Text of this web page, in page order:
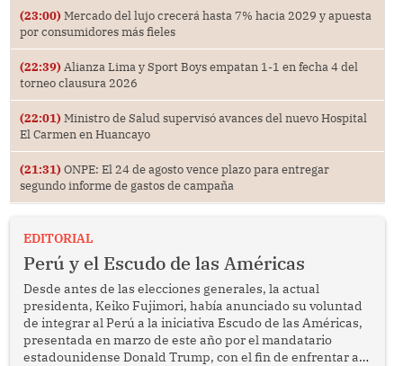
(23:00) Mercado del lujo crecerá hasta 7% hacia 2029 y apuesta
por consumidores más fieles
(22:39) Alianza Lima y Sport Boys empatan 1-1 en fecha 4 del
torneo clausura 2026
(22:01) Ministro de Salud supervisó avances del nuevo Hospital
El Carmen en Huancayo
(21:31) ONPE: El 24 de agosto vence plazo para entregar
segundo informe de gastos de campaña
EDITORIAL
Perú y el Escudo de las Américas
Desde antes de las elecciones generales, la actual
presidenta, Keiko Fujimori, había anunciado su voluntad
de integrar al Perú a la iniciativa Escudo de las Américas,
presentada en marzo de este año por el mandatario
estadounidense Donald Trump, con el fin de enfrentar al